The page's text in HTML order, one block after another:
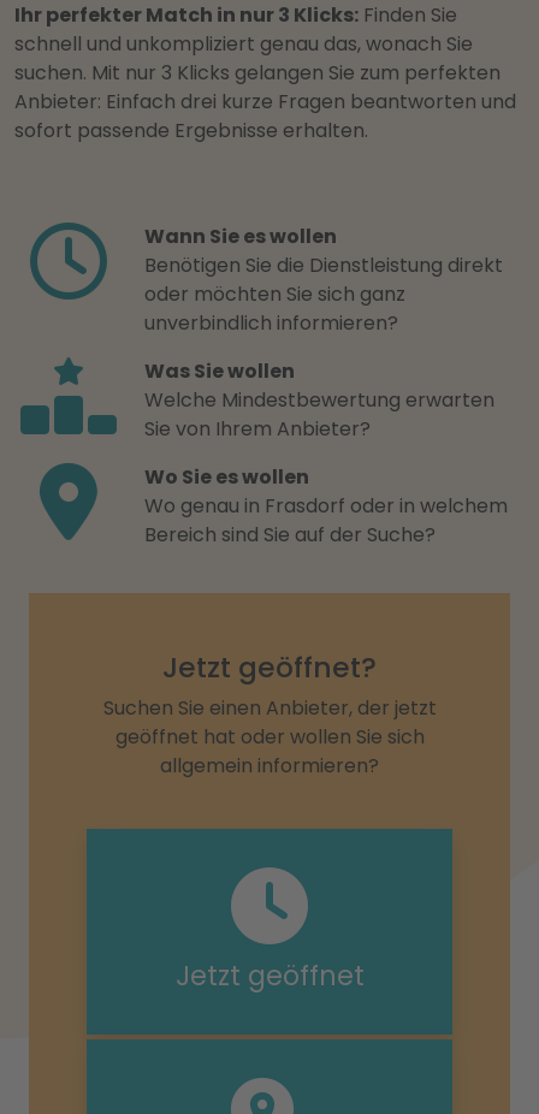
Ihr perfekter Match in nur 3 Klicks: Finden Sie
schnell und unkompliziert genau das, wonach Sie
suchen. Mit nur 3 Klicks gelangen Sie zum perfekten
Anbieter: Einfach drei kurze Fragen beantworten und
sofort passende Ergebnisse erhalten.
Wann Sie es wollen
Benötigen Sie die Dienstleistung direkt
oder möchten Sie sich ganz
unverbindlich informieren?
Was Sie wollen
Welche Mindestbewertung erwarten
Sie von Ihrem Anbieter?
Wo Sie es wollen
Wo genau in Frasdorf oder in welchem
Bereich sind Sie auf der Suche?
Jetzt geöffnet?
Suchen Sie einen Anbieter, der jetzt
geöffnet hat oder wollen Sie sich
allgemein informieren?
Jetzt geöffnet